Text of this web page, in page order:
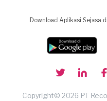
Download Aplikasi Sejasa di
Copyright© 2026 PT